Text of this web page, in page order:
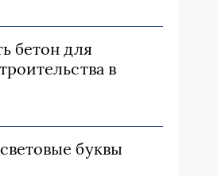
бетон для
в
буквы